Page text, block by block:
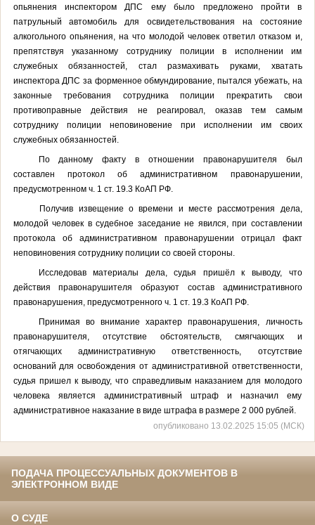
опьянения инспектором ДПС ему было предложено пройти в
патрульный автомобиль для освидетельствования на состояние
алкогольного опьянения, на что молодой человек ответил отказом и,
препятствуя указанному сотруднику полиции в исполнении им
служебных обязанностей, стал размахивать руками, хватать
инспектора ДПС за форменное обмундирование, пытался убежать, на
законные требования сотрудника полиции прекратить свои
противоправные действия не реагировал, оказав тем самым
сотруднику полиции неповиновение при исполнении им своих
служебных обязанностей.
По данному факту в отношении правонарушителя был
составлен протокол об административном правонарушении,
предусмотренном ч. 1 ст. 19.3 КоАП РФ.
Получив извещение о времени и месте рассмотрения дела,
молодой человек в судебное заседание не явился, при составлении
протокола об административном правонарушении отрицал факт
неповиновения сотруднику полиции со своей стороны.
Исследовав материалы дела, судья пришёл к выводу, что
действия правонарушителя образуют состав административного
правонарушения, предусмотренного ч. 1 ст. 19.3 КоАП РФ.
Принимая во внимание характер правонарушения, личность
правонарушителя, отсутствие обстоятельств, смягчающих и
отягчающих административную ответственность, отсутствие
оснований для освобождения от административной ответственности,
судья пришел к выводу, что справедливым наказанием для молодого
человека является административный штраф и назначил ему
административное наказание в виде штрафа в размере 2 000 рублей.
опубликовано 13.02.2025 15:05 (МСК)
ПОДАЧА ПРОЦЕССУАЛЬНЫХ ДОКУМЕНТОВ В
ЭЛЕКТРОННОМ ВИДЕ
О СУДЕ